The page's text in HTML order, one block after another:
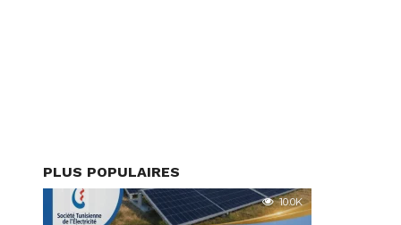
PLUS POPULAIRES
10.0K